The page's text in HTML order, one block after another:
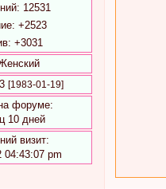
12531
+2523
+3031
[1983-01-19]
форуме:
10 дней
визит:
04:43:07 pm